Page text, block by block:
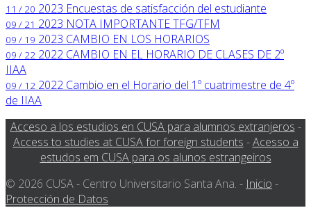
11 / 20 2023 Encuestas de satisfacción del estudiante
09 / 21 2023 NOTA IMPORTANTE TFG/TFM
09 / 19 2023 CAMBIO EN LOS HORARIOS
09 / 22 2022 CAMBIO EN EL HORARIO DE CLASES DE 2º
IIAA
09 / 12 2022 Cambio en el Horario del 1º cuatrimestre de 4º
de IIAA
Acceso a los estudios en CUSA para alumnos extranjeros -
Access to studies at CUSA for foreign students -Acesso a
estudos em CUSA para os alunos estrangeiros
© 2026 CUSA - Centro Universitario Santa Ana. - Inicio -
Protección de Datos